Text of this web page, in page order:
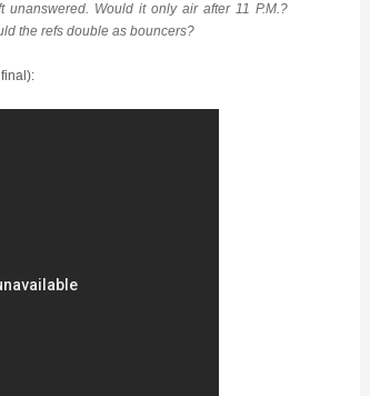
Would it only air after 11 P.M.?
the refs double as bouncers?